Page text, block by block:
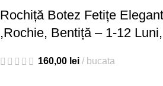
Rochiță Botez Fetițe
,Rochie, Bentiță – 1-12
160,00 lei bucata